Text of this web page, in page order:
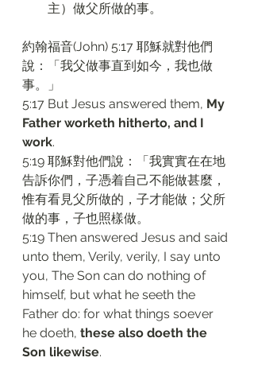
主）做父所做的事。
約翰福音(John) 5:17 耶穌就對他們
說：「我父做事直到如今，我也做
事。」
5:17 But Jesus answered them, My
Father worketh hitherto, and I
work.
5:19 耶穌對他們說：「我實實在在地
告訴你們，子憑着自己不能做甚麼，
惟有看見父所做的，子才能做；父所
做的事，子也照樣做。
5:19 Then answered Jesus and said
unto them, Verily, verily, I say unto
you, The Son can do nothing of
himself, but what he seeth the
Father do: for what things soever
he doeth, these also doeth the
Son likewise.